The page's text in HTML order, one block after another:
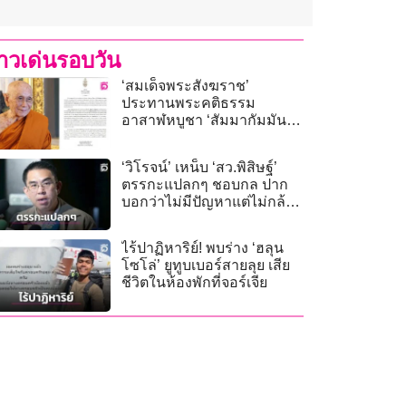
วเด่นรอบวัน
‘สมเด็จพระสังฆราช’
ประทานพระคติธรรม
อาสาฬหบูชา ‘สัมมากัมมัน
‘วิโรจน์’ เหน็บ ‘สว.พิสิษฐ์’
ตรรกะแปลกๆ ชอบกล ปาก
บอกว่าไม่มีปัญหาแต่ไม่กล้า
ไร้ปาฏิหาริย์! พบร่าง ‘ฮลุน
โซโล่’ ยูทูบเบอร์สายลุย เสีย
ชีวิตในห้องพักที่จอร์เจีย